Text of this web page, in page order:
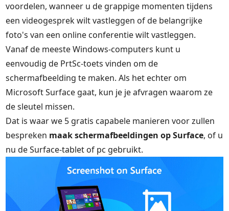
voordelen, wanneer u de grappige momenten tijdens
een videogesprek wilt vastleggen of de belangrijke
foto's van een online conferentie wilt vastleggen.
Vanaf de meeste Windows-computers kunt u
eenvoudig de PrtSc-toets vinden om de
schermafbeelding te maken. Als het echter om
Microsoft Surface gaat, kun je je afvragen waarom ze
de sleutel missen.
Dat is waar we 5 gratis capabele manieren voor zullen
bespreken maak schermafbeeldingen op Surface, of u
nu de Surface-tablet of pc gebruikt.